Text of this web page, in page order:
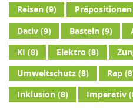
Reisen(9) Präpositionen
Dativ(9) Basteln(9)
KI (8) Elektro (8)
Umweltschutz(8) Rap
Inklusion(8) Imperativ